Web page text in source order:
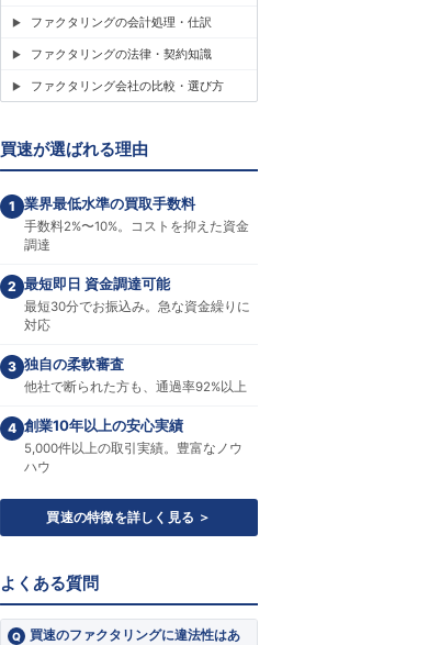
ファクタリングの会計処理・仕訳
ファクタリングの法律・契約知識
ファクタリング会社の比較・選び方
買速が選ばれる理由
1 業界最低水準の買取手数料
手数料2%〜10%。コストを抑えた資金
調達
2 最短即日 資金調達可能
最短30分でお振込み。急な資金繰りに
対応
3 独自の柔軟審査
他社で断られた方も、通過率92%以上
4 創業10年以上の安心実績
5,000件以上の取引実績。豊富なノウ
ハウ
買速の特徴を詳しく見る ＞
よくある質問
買速のファクタリングに違法性はあ